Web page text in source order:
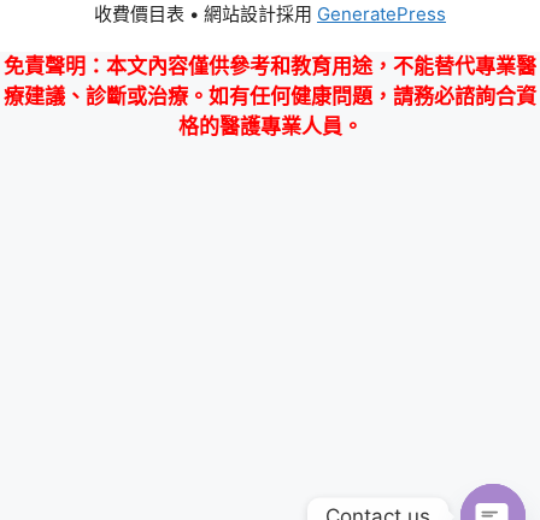
收費價目表 • 網站設計採用 GeneratePress
免責聲明 ：本文內容僅供參考和教育用途，不能替代專業醫
療建議、診斷或治療。如有任何健康問題，請務必諮詢合資
格的醫護專業人員。